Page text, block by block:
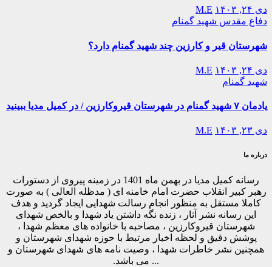
دی ۲۴, ۱۴۰۳
M.E
دفاع مقدس شهید گمنام
شهرستان قیر و کارزین چند شهید گمنام دارد؟
دی ۲۴, ۱۴۰۳
M.E
شهید گمنام
یادمان ۷ شهید گمنام در شهرستان قیروکارزین / در کمیل مدیا ببینید
دی ۲۳, ۱۴۰۳ M.E
درباره ما
رسانه کمیل مدیا در بهمن ماه 1401 در زمینه پیروی از دستورات
رهبر کبیر انقلاب حضرت امام خامنه ای ( مدظله العالی ) به صورت
کاملا مستقل به منظور انجام رسالت شهدایی ایجاد گردید و هدف
این رسانه نشر آثار ، زنده نگه داشتن یاد شهدا و بالخص شهدای
شهرستان قیروکارزین ، مصاحبه با خانواده های معظم شهدا ،
پوشش دقیق و لحظه اخبار مرتبط با حوزه شهدای شهرستان و
همچنین نشر خاطرات شهدا ، وصیت نامه های شهدای شهرستان و
... می باشد.